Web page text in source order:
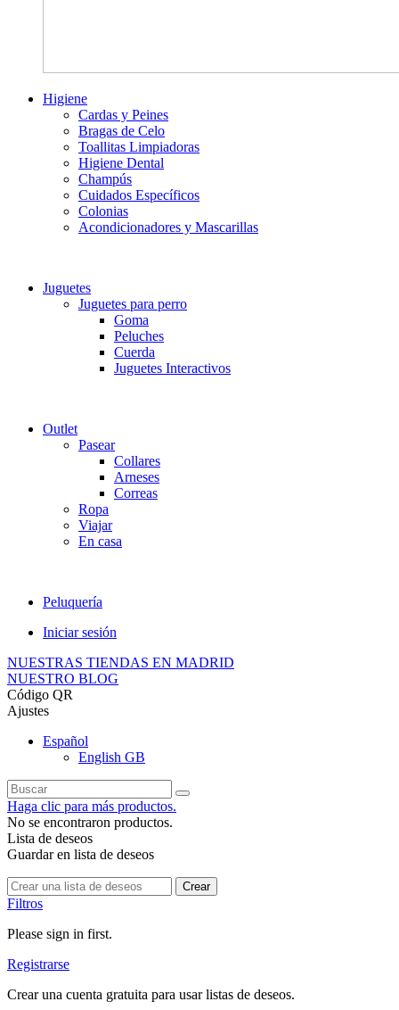
Higiene
Cardas y Peines
Bragas de Celo
Toallitas Limpiadoras
Higiene Dental
Champús
Cuidados Específicos
Colonias
Acondicionadores y Mascarillas
Juguetes
Juguetes para perro
Goma
Peluches
Cuerda
Juguetes Interactivos
Outlet
Pasear
Collares
Arneses
Correas
Ropa
Viajar
En casa
Peluquería
Iniciar sesión
NUESTRAS TIENDAS EN MADRID
NUESTRO BLOG
Código QR
Ajustes
Español
English GB
Haga clic para más productos.
No se encontraron productos.
Lista de deseos
Guardar en lista de deseos
Crear
Filtros
Please sign in first.
Registrarse
Crear una cuenta gratuita para usar listas de deseos.